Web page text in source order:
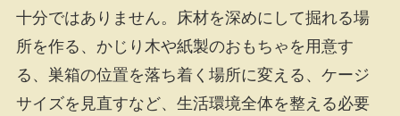
十分ではありません。床材を深めにして掘れる場
所を作る、かじり木や紙製のおもちゃを用意す
る、巣箱の位置を落ち着く場所に変える、ケージ
サイズを見直すなど、生活環境全体を整える必要